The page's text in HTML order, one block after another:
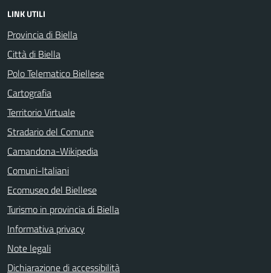
LINK UTILI
Provincia di Biella
Città di Biella
Polo Telematico Biellese
Cartografia
Territorio Virtuale
Stradario del Comune
Camandona-Wikipedia
Comuni-Italiani
Ecomuseo del Biellese
Turismo in provincia di Biella
Informativa privacy
Note legali
Dichiarazione di accessibilità